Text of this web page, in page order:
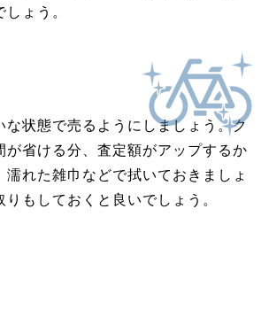
ょう。
な状態で売るようにしましょう。ク
が省ける分、査定額がアップするか
濡れた雑巾などで拭いておきましょ
りもしておくと良いでしょう。